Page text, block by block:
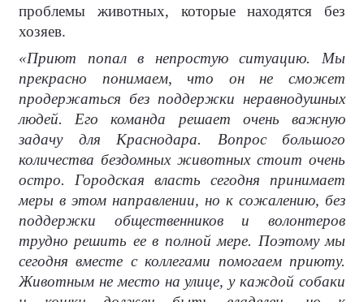
проблемы животных, которые находятся без
хозяев.
«Приют попал в непростую ситуацию. Мы
прекрасно понимаем, что он не сможет
продержаться без поддержки неравнодушных
людей. Его команда решает очень важную
задачу для Краснодара. Вопрос большого
количества бездомных животных стоит очень
остро. Городская власть сегодня принимает
меры в этом направлении, но к сожалению, без
поддержки общественников и волонтеров
трудно решить ее в полной мере. Поэтому мы
сегодня вместе с коллегами помогаем приюту.
Животным не место на улице, у каждой собаки